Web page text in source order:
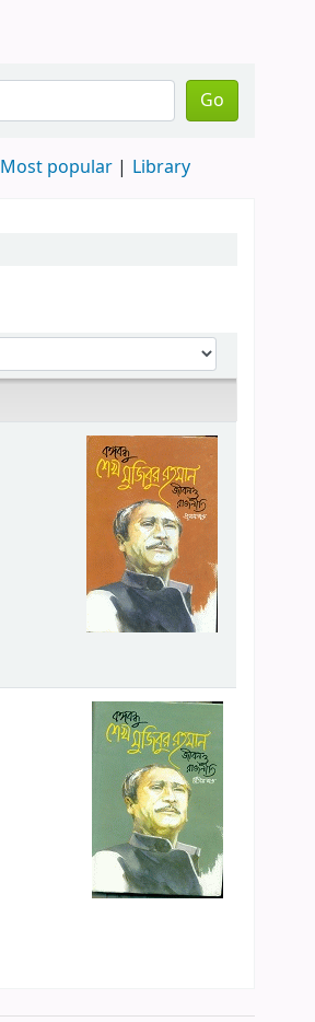
Go
Most popular Library